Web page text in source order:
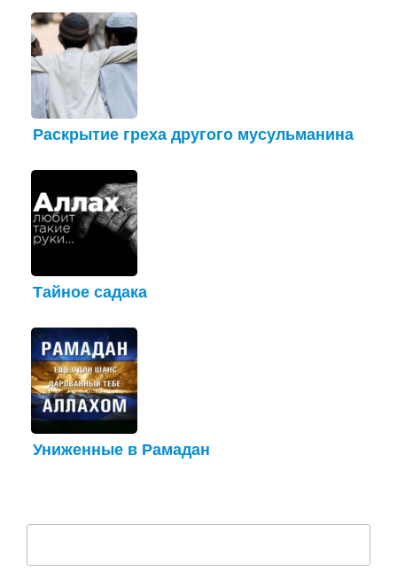
Раскрытие греха другого мусульманина
Тайное садака
Униженные в Рамадан